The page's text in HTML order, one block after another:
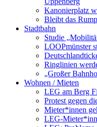
Kanonierplatz
Bleibt das
Stadtbahn
Studie
LOOPmünster
Ringlinien
„Großer
Wohnen / Mieten
LEG am Berg
Protest gegen
Mieter*innen
LEG-